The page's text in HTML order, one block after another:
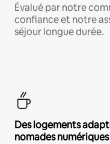
Évalué par notre
confiance et notre
séjour longue durée.
Des logements
nomades numériques